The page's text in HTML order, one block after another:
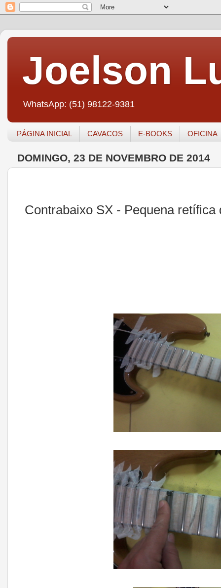
Joelson
WhatsApp: (51) 98122-9381
PÁGINA INICIAL CAVACOS E-BOOKS OFICINA
DOMINGO, 23 DE NOVEMBRO DE 2014
Contrabaixo SX - Pequena